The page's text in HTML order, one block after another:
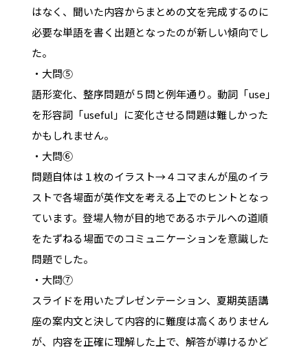
はなく、聞いた内容からまとめの文を完成するのに
必要な単語を書く出題となったのが新しい傾向でし
た。
・大問⑤
語形変化、整序問題が５問と例年通り。動詞「use」
を形容詞「useful」に変化させる問題は難しかった
かもしれません。
・大問⑥
問題自体は１枚のイラスト→４コマまんが風のイラ
ストで各場面が英作文を考える上でのヒントとなっ
ています。登場人物が目的地であるホテルへの道順
をたずねる場面でのコミュニケーションを意識した
問題でした。
・大問⑦
スライドを用いたプレゼンテーション、夏期英語講
座の案内文と決して内容的に難度は高くありません
が、内容を正確に理解した上で、解答が導けるかど